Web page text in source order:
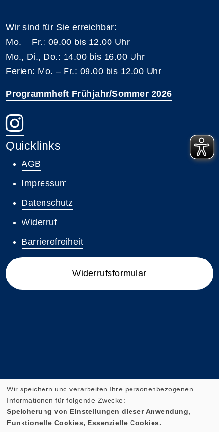
Wir sind für Sie erreichbar:
Mo. – Fr.: 09.00 bis 12.00 Uhr
Mo., Di., Do.: 14.00 bis 16.00 Uhr
Ferien: Mo. – Fr.: 09.00 bis 12.00 Uhr
Programmheft Frühjahr/Sommer 2026
Quicklinks
AGB
Impressum
Datenschutz
Widerruf
Barrierefreiheit
Widerrufsformular
Cookie Einstellungen
Wir speichern und verarbeiten Ihre personenbezogenen
Informationen für folgende Zwecke:
Speicherung von Einstellungen dieser Anwendung,
Funktionelle Cookies, Essenzielle Cookies.